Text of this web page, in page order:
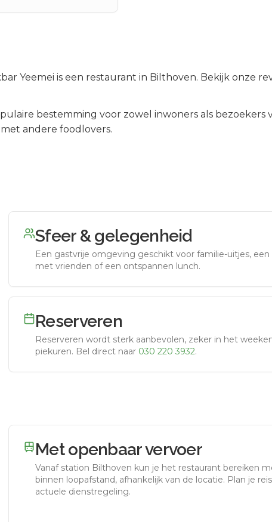
Yeemei is een restaurant in Bilthoven. Bekijk onze
bestemming voor zowel inwoners als bezoekers
andere foodlovers.
Sfeer & gelegenheid
Een gastvrije omgeving geschikt voor familie-uitjes,
met vrienden of een ontspannen lunch.
Reserveren
Reserveren wordt sterk aanbevolen, zeker in het
piekuren. Bel direct naar 030 220 3932.
Met openbaar vervoer
Vanaf station Bilthoven kun je het restaurant bereiken
binnen loopafstand, afhankelijk van de locatie. Plan je
actuele dienstregeling.